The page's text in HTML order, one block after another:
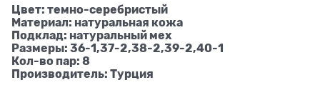
Цвет: темно-серебристый
Материал: натуральная кожа
Подклад: натуральный мех
Размеры: 36-1,37-2,38-2,39-2,40-1
Кол-во пар: 8
Производитель: Турция